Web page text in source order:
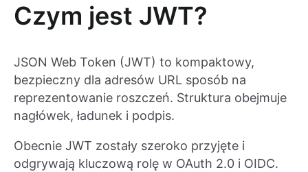
Czym jest JWT?
JSON Web Token (JWT) to kompaktowy,
bezpieczny dla adresów URL sposób na
reprezentowanie roszczeń. Struktura obejmuje
nagłówek, ładunek i podpis.
Obecnie JWT zostały szeroko przyjęte i
odgrywają kluczową rolę w OAuth 2.0 i OIDC.